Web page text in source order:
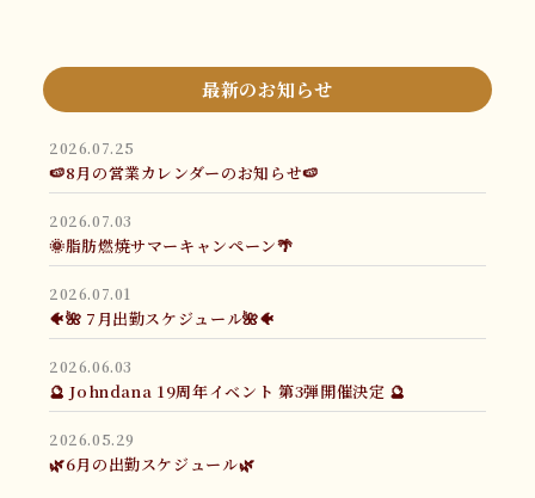
最新のお知らせ
2026.07.25
🍉8月の営業カレンダーのお知らせ🍉
2026.07.03
🌞脂肪燃焼サマーキャンペーン🌴
2026.07.01
🐠🌺 7月出勤スケジュール🌺🐠
2026.06.03
🔮 Johndana 19周年イベント 第3弾開催決定 🔮
2026.05.29
🌿6月の出勤スケジュール🌿